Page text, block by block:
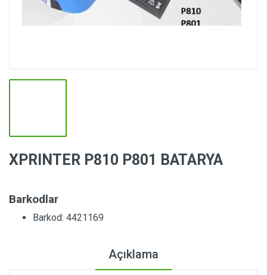
XPRINTER P810 P801 BATARYA
Barkodlar
Barkod: 4421169
Açıklama